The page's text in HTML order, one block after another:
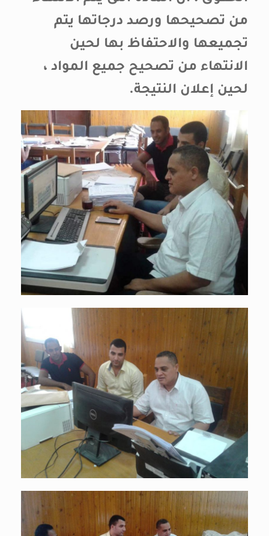
من تصحيحها ورصد درجاتها يتم
تجميعها والاحتفاظ بها لحين
الانتهاء من تصحيح جميع المواد ،
لحين إعلان النتيجة.